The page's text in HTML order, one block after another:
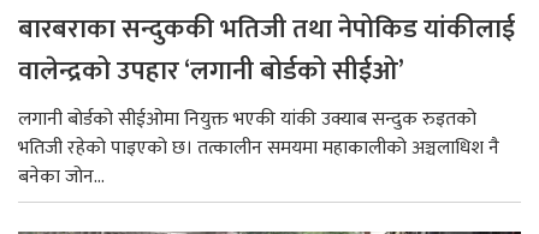
बारबराका सन्दुककी भतिजी तथा नेपोकिड यांकीलाई
वालेन्द्रको उपहार ‘लगानी बोर्डको सीईओ’
लगानी बोर्डको सीईओमा नियुक्त भएकी यांकी उक्याब सन्दुक रुइतको
भतिजी रहेको पाइएको छ। तत्कालीन समयमा महाकालीको अञ्चलाधिश नै
बनेका जोन...